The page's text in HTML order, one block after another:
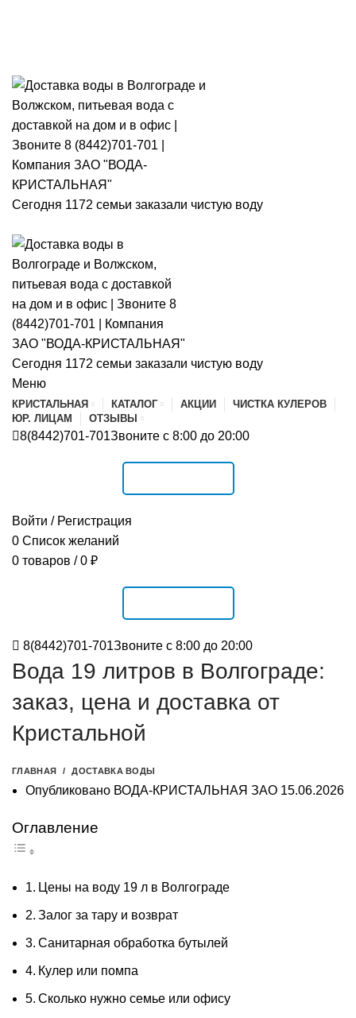
Сегодня 1172 семьи заказали чистую воду
Сегодня 1172 семьи заказали чистую воду
Меню
КРИСТАЛЬНАЯ КАТАЛОГ АКЦИИ
ЧИСТКА КУЛЕРОВ
ЮР. ЛИЦАМ
ОТЗЫВЫ
8(8442)701-701Звоните с 8:00 до 20:00
Войти / Регистрация
0 Список желаний
0 товаров / 0 ₽
8(8442)701-701Звоните с 8:00 до 20:00
Вода 19 литров в Волгограде:
заказ, цена и доставка от
Кристальной
ГЛАВНАЯ ДОСТАВКА ВОДЫ
Опубликовано ВОДА-КРИСТАЛЬНАЯ ЗАО 15.06.2026
Оглавление
Цены на воду 19 л в Волгограде
Залог за тару и возврат
Санитарная обработка бутылей
Кулер или помпа
Сколько нужно семье или офису